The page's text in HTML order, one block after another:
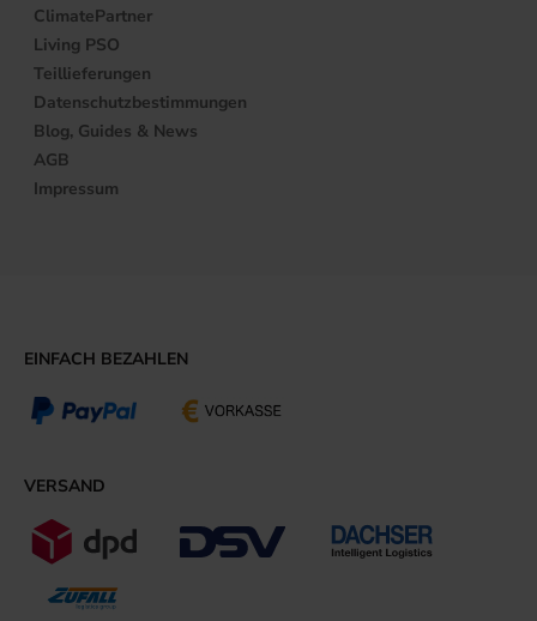
ClimatePartner
Living PSO
Teillieferungen
Datenschutzbestimmungen
Blog, Guides & News
AGB
Impressum
EINFACH BEZAHLEN
VERSAND